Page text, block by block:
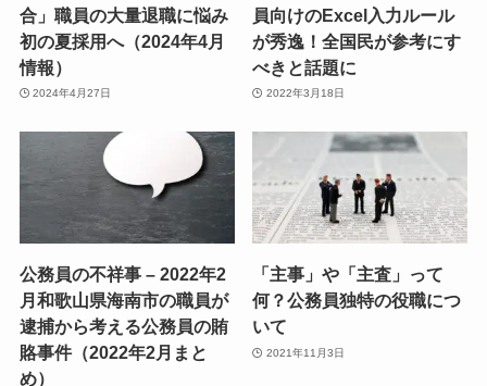
合」職員の大量退職に悩み
初の夏採用へ（2024年4月
情報）
2024年4月27日
員向けのExcel入力ルール
が秀逸！全国民が参考にす
べきと話題に
2022年3月18日
公務員の不祥事 – 2022年2
月和歌山県海南市の職員が
逮捕から考える公務員の賄
賂事件（2022年2月まと
め）
「主事」や「主査」って
何？公務員独特の役職につ
いて
2021年11月3日